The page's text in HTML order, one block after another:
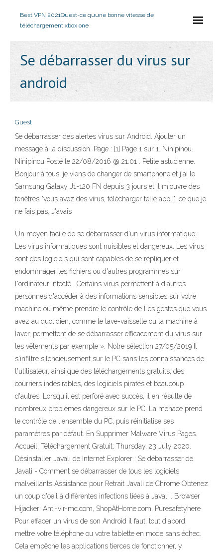
Best VPN 2021Quest-ce quune bonne vitesse de
téléchargement xbox one
Se débarrasser du virus sur
android
Guest
Se débarrasser des alertes virus sur Android. Ajouter un
message à la discussion. Page : [1] Page 1 sur 1. Ninipinou.
Ninipinou Posté le 22/08/2016 @ 21:01 . Petite astucienne.
Bonjour à tous. je viens de changer de smartphone et j'ai le
Samsung Galaxy J1-120 FN depuis 3 jours et il m'ouvre des
fenêtres "vous avez des virus, télécharger telle appli", ce que je
ne fais pas. J'avais
Un moyen facile de se débarrasser d'un virus informatique:
Les virus informatiques sont nuisibles et dangereux. Les virus
sont des logiciels qui sont capables de se répliquer et
endommager les fichiers ou d'autres programmes sur
l'ordinateur infecté . Certains virus permettent à d'autres
personnes d'accéder à des informations sensibles sur votre
machine ou même prendre le contrôle de Les gestes que vous
avez au quotidien, comme le lave-vaisselle ou la machine à
laver, permettent de se débarrasser efficacement du virus sur
les vêtements par exemple ». Notre sélection 27/05/2019 Il
s'infiltre silencieusement sur le PC sans les connaissances de
l'utilisateur, ainsi que des téléchargements gratuits, des
courriers indésirables, des logiciels piratés et beaucoup
d'autres. Lorsqu'il est perforé avec succès, il en résulte de
nombreux problèmes dangereux sur le PC. La menace prend
le contrôle de l'ensemble du PC, puis réinitialise ses
paramètres par défaut. En Supprimer Malware Virus Pages.
Accueil; Téléchargement Gratuit; Thursday, 23 July 2020.
Désinstaller Javali de Internet Explorer : Se débarrasser de
Javali - Comment se débarrasser de tous les logiciels
malveillants Assistance pour Retrait Javali de Chrome Obtenez
un coup d'oeil à différentes infections liées à Javali . Browser
Hijacker: Anti-vir-mc.com, ShopAtHome.com, Puresafetyhere
Pour effacer un virus de son Android il faut, tout d'abord,
mettre votre téléphone ou votre tablette en mode sans échec.
Cela empêche les applications tierces de fonctionner, y